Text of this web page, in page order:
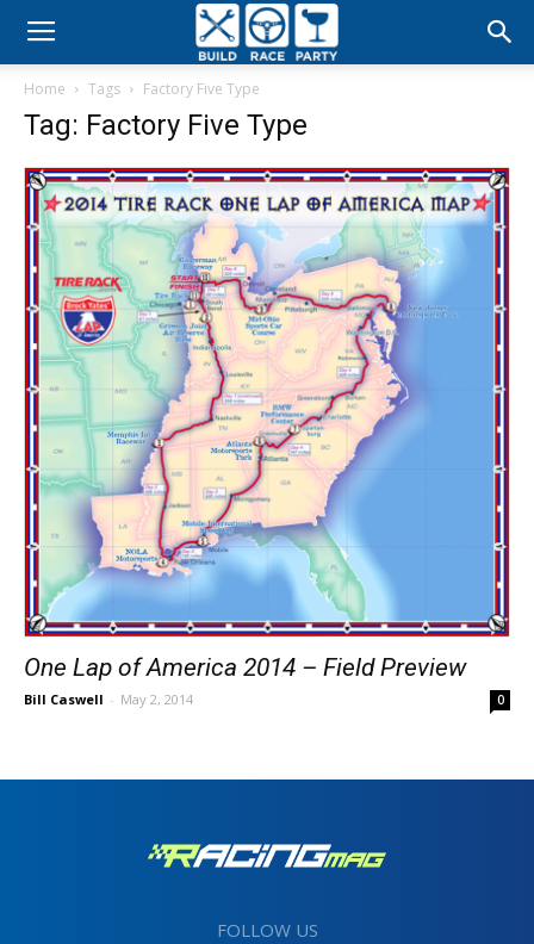
Build
Party
Home Tags Factory Five Type
Tag: Factory Five Type
One Lap of America 2014 – Field Preview
Bill Caswell - May 2, 2014 0
FOLLOW US